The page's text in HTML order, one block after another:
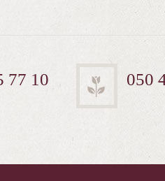
77 10 050